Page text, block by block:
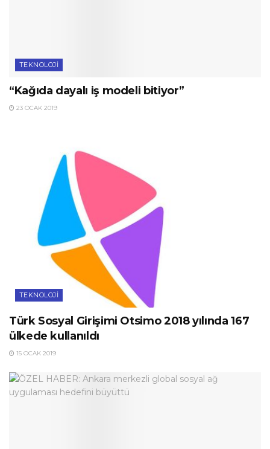
TEKNOLOJI
“Kağıda dayalı iş modeli bitiyor”
23 OCAK 2019
TEKNOLOJI
Türk Sosyal Girişimi Otsimo 2018 yılında 167
ülkede kullanıldı
15 OCAK 2019